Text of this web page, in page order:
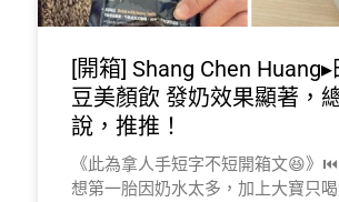
[開箱] Shang Chen
豆美顏飲 發奶效果顯著，
說，推推！
《此為拿人手短字不短開箱文😆》
想第一胎因奶水太多，加上大寶只